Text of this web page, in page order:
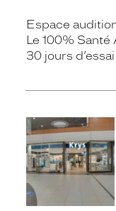
Espace
Le 100% Santé
30 jours